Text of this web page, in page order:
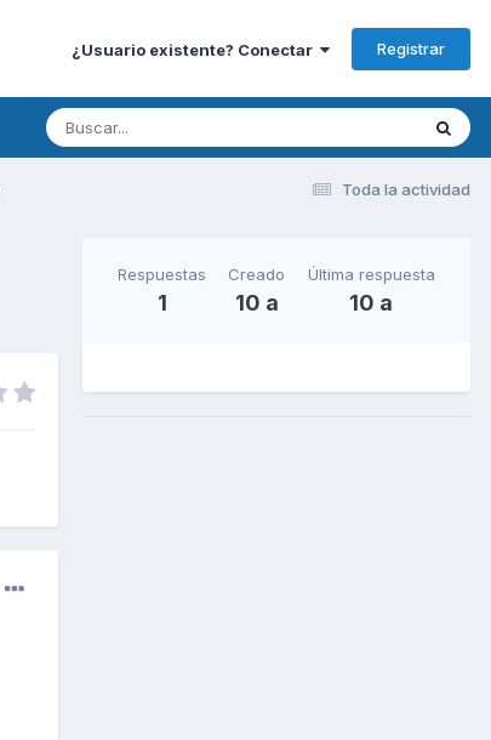
¿Usuario existente? Conectar Registrar
Toda la actividad
Respuestas
1
Creado
10 a
Última respuesta
10 a